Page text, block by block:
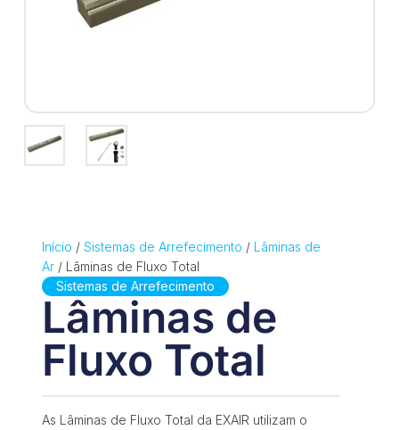
Início / Sistemas de Arrefecimento / Lâminas de
Ar/ Lâminas de Fluxo Total
Sistemas de Arrefecimento
Lâminas de
Fluxo Total
As Lâminas de Fluxo Total da EXAIR utilizam o